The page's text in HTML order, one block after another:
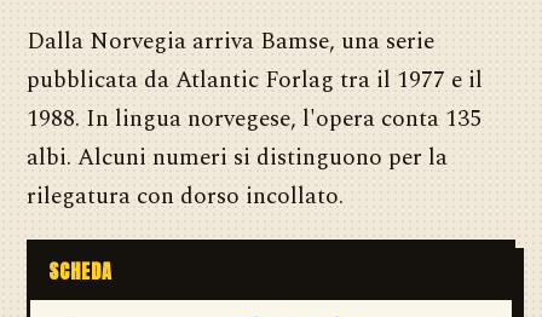
Dalla Norvegia arriva Bamse, una serie
pubblicata da Atlantic Forlag tra il 1977 e il
1988. In lingua norvegese, l'opera conta 135
albi. Alcuni numeri si distinguono per la
rilegatura con dorso incollato.
SCHEDA